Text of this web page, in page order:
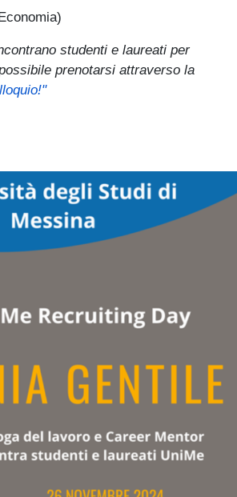
studenti e laureati per
prenotarsi attraverso la